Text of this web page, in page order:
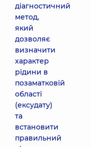
діагностичний
метод,
який
дозволяє
визначити
характер
рідини в
позаматковій
області
(ексудату)
та
встановити
правильний